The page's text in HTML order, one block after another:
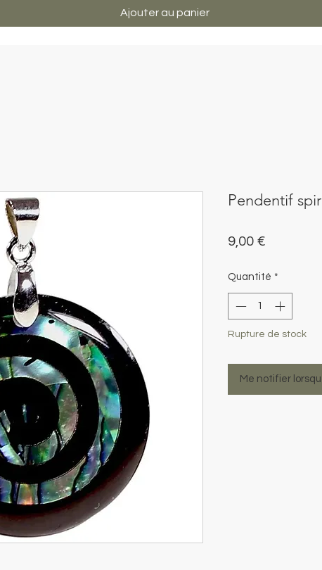
Ajouter au panier
Pendentif
9,00 €Prix
Quantité *
Rupture de stock
Me notifier